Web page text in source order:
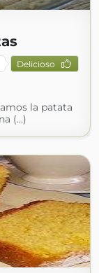
Delicioso
la patata
(...)